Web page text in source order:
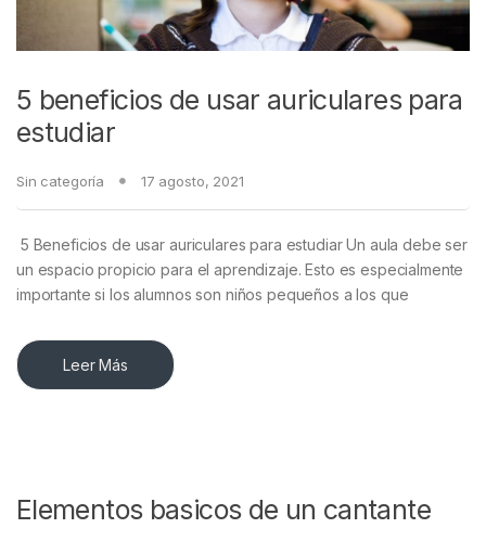
5 beneficios de usar auriculares para
estudiar
Sin categoría 17 agosto, 2021
5 Beneficios de usar auriculares para estudiar Un aula debe ser
un espacio propicio para el aprendizaje. Esto es especialmente
importante si los alumnos son niños pequeños a los que
Leer Más
Elementos basicos de un cantante